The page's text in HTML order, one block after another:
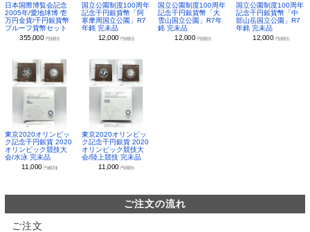
日本国際博覧会記念
2005年/愛地球博 壱
万円金貨/千円銀貨幣
プルーフ貨幣セット
355,000 円(税別)
国立公園制度100周年
記念千円銀貨幣「阿
寒摩周国立公園」R7
年銘 完未品
12,000 円(税別)
国立公園制度100周年
記念千円銀貨幣「大
雪山国立公園」R7年
銘 完未品
12,000 円(税別)
国立公園制度100周年
記念千円銀貨幣「中
部山岳国立公園」R7
年銘 完未品
12,000 円(税別)
東京2020オリンピッ
ク記念千円銀貨 2020
オリンピック競技大
会/水泳 完未品
11,000円(税別)
東京2020オリンピッ
ク記念千円銀貨 2020
オリンピック競技大
会/陸上競技 完未品
11,000 円(税別)
ご注文の流れ
ご注文